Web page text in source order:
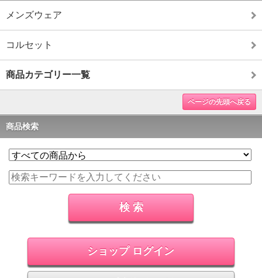
メンズウェア
コルセット
商品カテゴリー一覧
ページの先頭へ戻る
商品検索
ショップ ログイン